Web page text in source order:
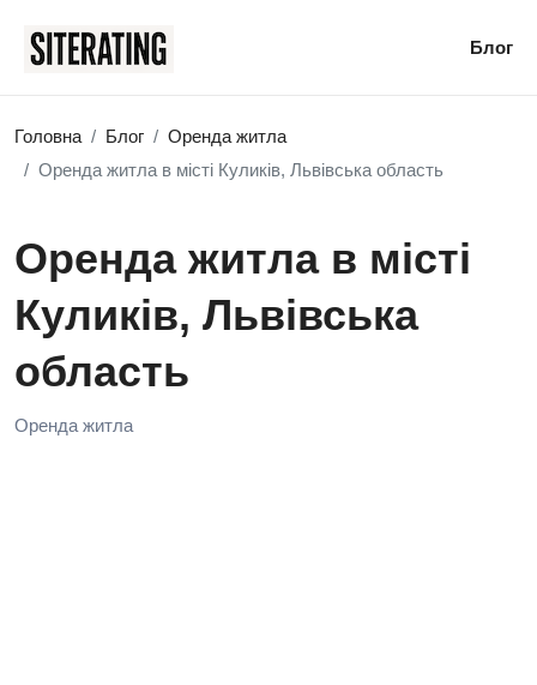
Блог
Головна Блог
Оренда житла
Оренда житла в місті Куликів, Львівська область
Оренда житла в місті
Куликів, Львівська
область
Оренда житла